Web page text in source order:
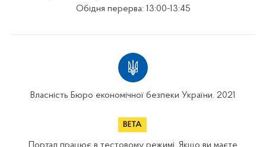
Обідня перерва: 13:00-13:45
Власність Бюро економічної безпеки України. 2021
Портал працює в тестовому режимі. Якщо ви маєте